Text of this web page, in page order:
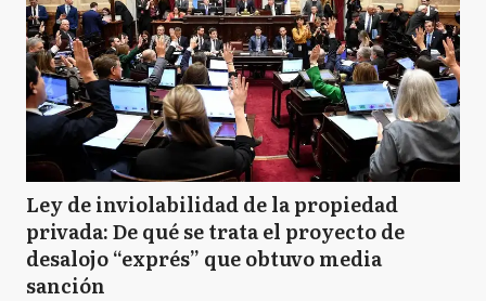
Ley de inviolabilidad de la propiedad
privada: De qué se trata el proyecto de
desalojo “exprés” que obtuvo media
sanción